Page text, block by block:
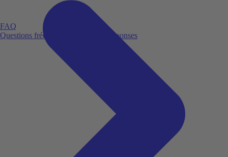
FAQ
Questions fréquemment posées et réponses